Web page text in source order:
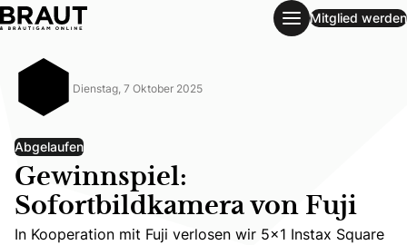
Mitglied werden
Dienstag, 7 Oktober 2025
Abgelaufen
Gewinnspiel:
Sofortbildkamera von Fuji
In Kooperation mit Fuji verlosen wir 5×1 Instax Square
In Kooperation mit Fuji verlosen wir 5×1 Instax Square